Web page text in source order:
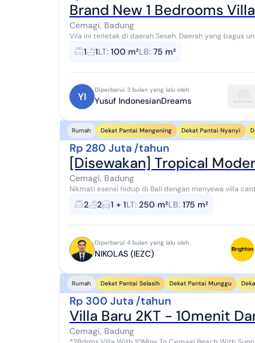
Brand New 1 Bedrooms
Cemagi, Badung
Vila ini terletak di daerah Seseh. Daerah yang bagus
1 1LT: 100 m²LB: 75 m²
YI
Diperbarui 3 bulan yang lalu oleh
Yusuf IndonesianDreams
Rumah Dekat Pantai Mengening Dekat Pantai Nyanyi
Rp 280 Juta /tahun
[Disewakan] Tropical
Cemagi, Badung
Nikmati esensi hidup di Bali dengan menyewa villa
the next big thing di Bali-menawarkan k...
2 2 1 + 1LT: 250 m²LB: 175 m²
Diperbarui 4 bulan yang lalu oleh
NIKOLAS (IEZC)
Rumah Dekat Pantai Selasih Dekat Pantai Munggu
Rp 300 Juta /tahun
Villa Baru 2KT - 10menit
Cemagi, Badung